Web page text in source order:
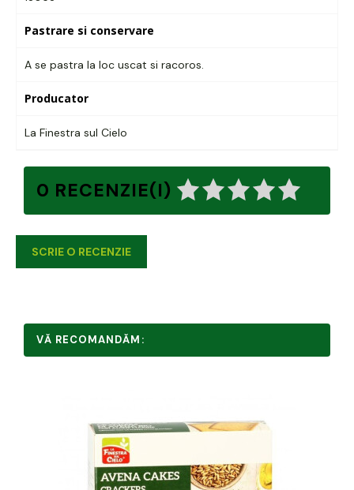
Pastrare si conservare
A se pastra la loc uscat si racoros.
Producator
La Finestra sul Cielo
0 RECENZIE(I)
SCRIE O RECENZIE
VĂ RECOMANDĂM: